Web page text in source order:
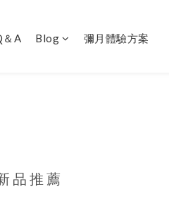
＆A Blog 彌月體驗方案
品 推 薦